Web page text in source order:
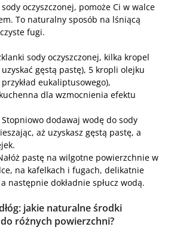
oczyszczonej, pomoże Ci w walce
To naturalny sposób na lśniącą
fugi.
sody oczyszczonej, kilka kropel
gęstą pastę), 5 kropli olejku
eukaliptusowego),
dla wzmocnienia efektu
Stopniowo dodawaj wodę do sody
aż uzyskasz gęstą pastę, a
pastę na wilgotne powierzchnie w
na kafelkach i fugach, delikatnie
następnie dokładnie spłucz wodą.
jakie naturalne środki
różnych powierzchni?